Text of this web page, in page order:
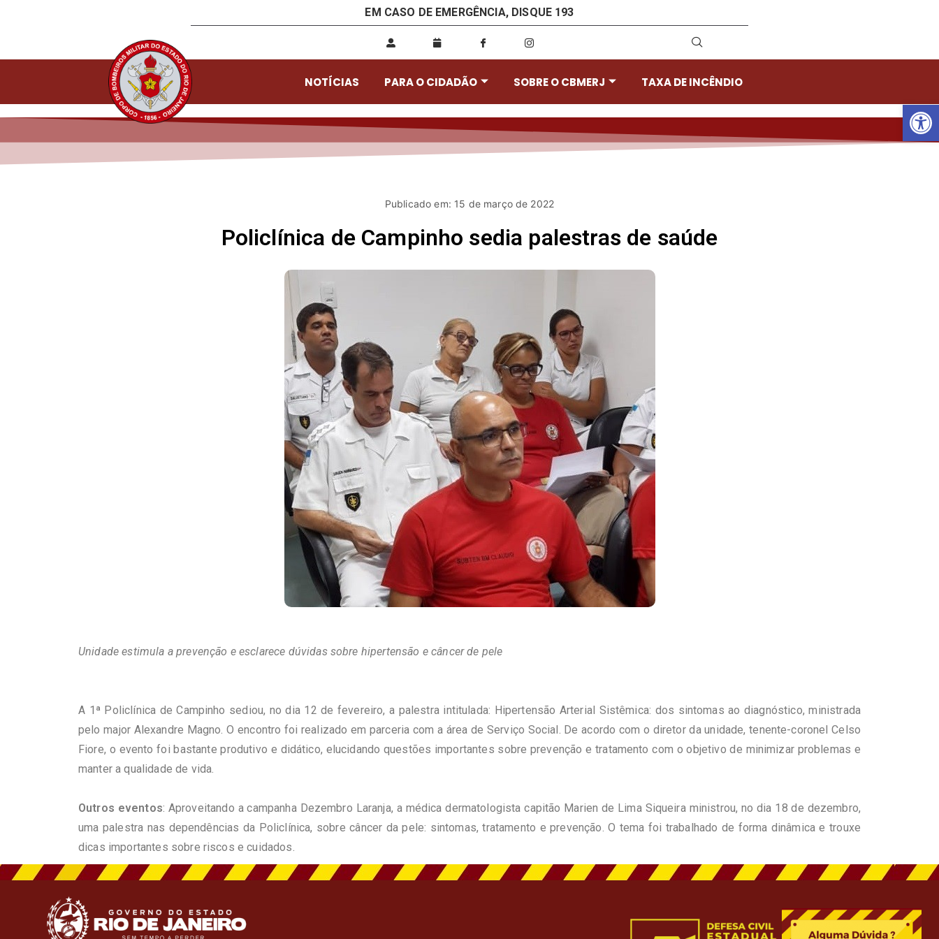
EM CASO DE EMERGÊNCIA, DISQUE 193
NOTÍCIAS PARA O CIDADÃO SOBRE O CBMERJ TAXA DE INCÊNDIO
Publicado em: 15 de março de 2022
Policlínica de Campinho sedia palestras de saúde
Unidade estimula a prevenção e esclarece dúvidas sobre hipertensão e câncer de pele
A 1ª Policlínica de Campinho sediou, no dia 12 de fevereiro, a palestra intitulada: Hipertensão Arterial Sistêmica: dos sintomas ao diagnóstico, ministrada
pelo major Alexandre Magno. O encontro foi realizado em parceria com a área de Serviço Social. De acordo com o diretor da unidade, tenente-coronel Celso
Fiore, o evento foi bastante produtivo e didático, elucidando questões importantes sobre prevenção e tratamento com o objetivo de minimizar problemas e
manter a qualidade de vida.
Outros eventos: Aproveitando a campanha Dezembro Laranja, a médica dermatologista capitão Marien de Lima Siqueira ministrou, no dia 18 de dezembro,
uma palestra nas dependências da Policlínica, sobre câncer da pele: sintomas, tratamento e prevenção. O tema foi trabalhado de forma dinâmica e trouxe
dicas importantes sobre riscos e cuidados.